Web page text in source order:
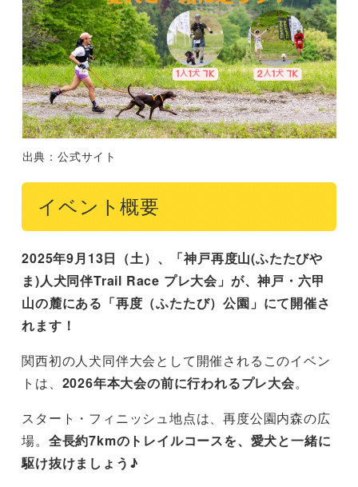
出典：公式サイト
イベント概要
2025年9月13日（土）、「神戸再度山(ふたたびや
ま)人犬同伴Trail Race プレ大会」が、神戸・六甲
山の麓にある「再度（ふたたび）公園」にて開催さ
れます！
関西初の人犬同伴大会として開催されるこのイベン
トは、 2026年本大会の前に行われるプレ大会。
スタート・フィニッシュ地点は、再度公園内森の広
場。 全長約7kmのトレイルコースを、愛犬と一緒に
駆け抜けましょう♪